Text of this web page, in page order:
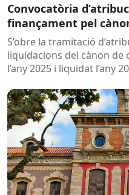
Convocatòria
finançament pel
d’abocaments meritat
2026
S’obre la tramitació
liquidacions del cànon de
l’any 2025 i liquidat l’any